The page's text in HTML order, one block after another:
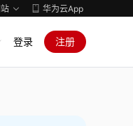
华为云App
登录 注册